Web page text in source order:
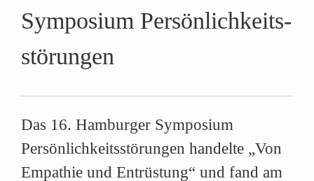
Symposium Persönlichkeits­
störungen
Das 16. Hamburger Symposium
Persönlichkeitsstörungen handelte „Von
Empathie und Entrüstung“ und fand am